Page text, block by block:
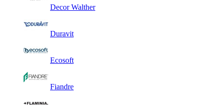
Decor Walther
Duravit
Ecosoft
Fiandre